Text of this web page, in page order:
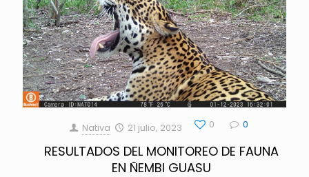
Nativa 21 julio, 2023 0 0
RESULTADOS DEL MONITOREO DE FAUNA
EN ÑEMBI GUASU